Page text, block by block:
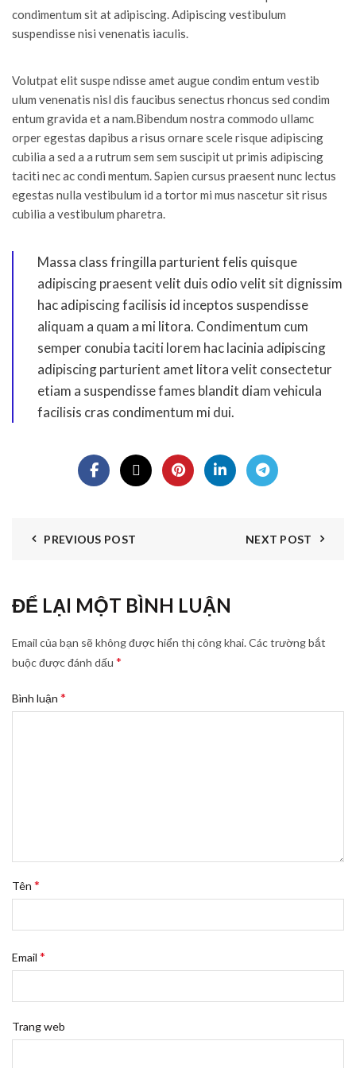
condimentum sit at adipiscing. Adipiscing vestibulum
suspendisse nisi venenatis iaculis.
Volutpat elit suspe ndisse amet augue condim entum vestib
ulum venenatis nisl dis faucibus senectus rhoncus sed condim
entum gravida et a nam.Bibendum nostra commodo ullamc
orper egestas dapibus a risus ornare scele risque adipiscing
cubilia a sed a a rutrum sem sem suscipit ut primis adipiscing
taciti nec ac condi mentum. Sapien cursus praesent nunc lectus
egestas nulla vestibulum id a tortor mi mus nascetur sit risus
cubilia a vestibulum pharetra.
Massa class fringilla parturient felis quisque
adipiscing praesent velit duis odio velit sit dignissim
hac adipiscing facilisis id inceptos suspendisse
aliquam a quam a mi litora. Condimentum cum
semper conubia taciti lorem hac lacinia adipiscing
adipiscing parturient amet litora velit consectetur
etiam a suspendisse fames blandit diam vehicula
facilisis cras condimentum mi dui.
PREVIOUS POST NEXT POST
ĐỂ LẠI MỘT BÌNH LUẬN
Email của bạn sẽ không được hiển thị công khai.Các trường bắt
buộc được đánh dấu *
Bình luận *
Tên *
Email *
Trang web